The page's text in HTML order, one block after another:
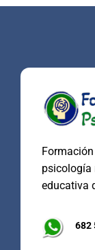
psicología
educativa
682